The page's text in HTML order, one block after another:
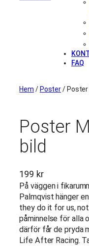
FAQ
Hem / Poster/ Poster
Poster
bild
199 kr
På väggen i
Palmqvist hänger
they do it for us,
påminnelse för alla
därför får de pryda
Life After Racing.